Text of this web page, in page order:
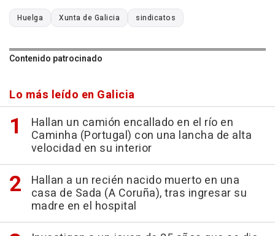
Huelga Xunta de Galicia sindicatos
Contenido patrocinado
Lo más leído en Galicia
Hallan un camión encallado en el río en
Caminha (Portugal) con una lancha de alta
velocidad en su interior
Hallan a un recién nacido muerto en una
casa de Sada (A Coruña), tras ingresar su
madre en el hospital